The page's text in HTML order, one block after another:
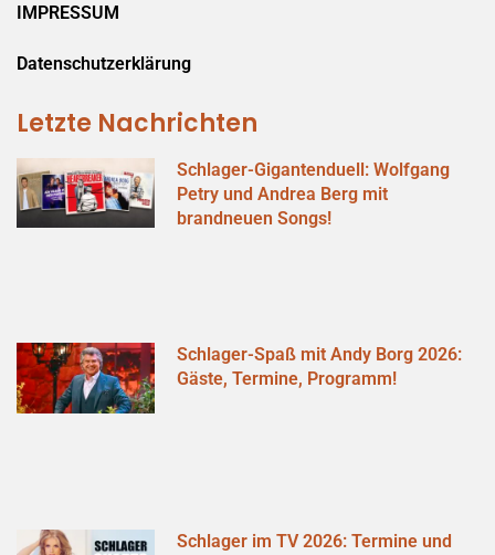
IMPRESSUM
Datenschutzerklärung
Letzte Nachrichten
Schlager-Gigantenduell: Wolfgang
Petry und Andrea Berg mit
brandneuen Songs!
Schlager-Spaß mit Andy Borg 2026:
Gäste, Termine, Programm!
Schlager im TV 2026: Termine und